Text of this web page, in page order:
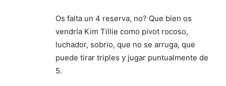
Os falta un 4 reserva, no? Que bien os
vendría Kim Tillie como pivot rocoso,
luchador, sobrio, que no se arruga, que
puede tirar triples y jugar puntualmente de
5.